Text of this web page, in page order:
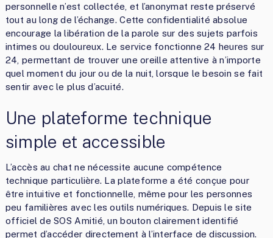
personnelle n’est collectée, et l’anonymat reste préservé
tout au long de l’échange. Cette confidentialité absolue
encourage la libération de la parole sur des sujets parfois
intimes ou douloureux. Le service fonctionne 24 heures sur
24, permettant de trouver une oreille attentive à n’importe
quel moment du jour ou de la nuit, lorsque le besoin se fait
sentir avec le plus d’acuité.
Une plateforme technique
simple et accessible
L’accès au chat ne nécessite aucune compétence
technique particulière. La plateforme a été conçue pour
être intuitive et fonctionnelle, même pour les personnes
peu familières avec les outils numériques. Depuis le site
officiel de SOS Amitié, un bouton clairement identifié
permet d’accéder directement à l’interface de discussion.